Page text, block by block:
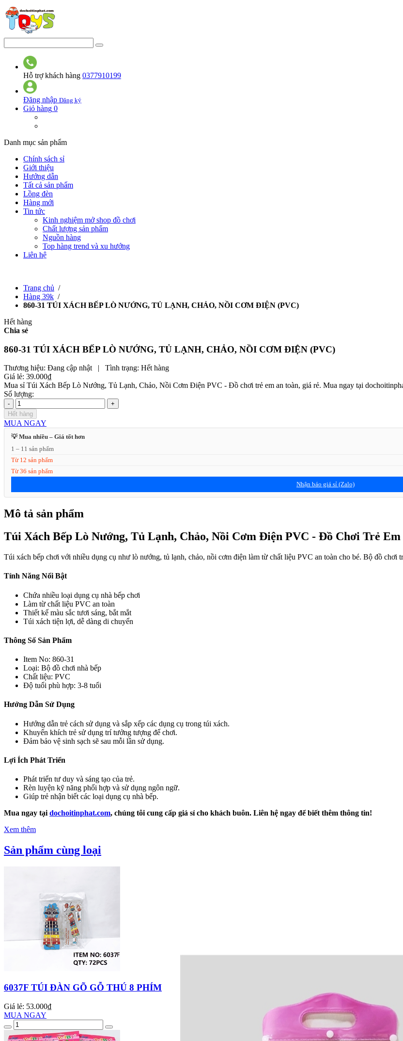
Hỗ trợ khách hàng 0377910199
Đăng nhập Đăng ký
Giỏ hàng 0
Danh mục sản phẩm
Chính sách sỉ
Giới thiệu
Hướng dẫn
Tất cả sản phẩm
Lồng đèn
Hàng mới
Tin tức
Kinh nghiệm mở shop đồ chơi
Chất lượng sản phẩm
Nguồn hàng
Top hàng trend và xu hướng
Liên hệ
Trang chủ /
Hàng 39k /
860-31 TÚI XÁCH BẾP LÒ NƯỚNG, TỦ LẠNH, CHẢO, NỒI CƠM ĐIỆN (PVC)
Hết hàng
Chia sẻ
860-31 TÚI XÁCH BẾP LÒ NƯỚNG, TỦ LẠNH, CHẢO, NỒI CƠM ĐIỆN (PVC)
Thương hiệu: Đang cập nhật | Tình trạng: Hết hàng
Giá lẻ: 39.000₫
Mua sỉ Túi Xách Bếp Lò Nướng, Tủ Lạnh, Chảo, Nồi Cơm Điện PVC - Đồ chơi trẻ em an toàn, giá rẻ. Mua ngay tại
Số lượng:
-
+
Hết hàng
MUA NGAY
💡 Mua nhiều – Giá tốt hơn
1 – 11 sản phẩm
Từ 12 sản phẩm
Từ 36 sản phẩm
Nhận báo giá sỉ (Zalo)
Mô tả sản phẩm
Túi Xách Bếp Lò Nướng, Tủ Lạnh, Chảo, Nồi Cơm Điện PVC - Đồ Chơi Trẻ
Túi xách bếp chơi với nhiều dụng cụ như lò nướng, tủ lạnh, chảo, nồi cơm điện làm từ chất liệu PVC an toàn cho bé. Bộ đồ chơi
Tính Năng Nổi Bật
Chứa nhiều loại dụng cụ nhà bếp chơi
Làm từ chất liệu PVC an toàn
Thiết kế màu sắc tươi sáng, bắt mắt
Túi xách tiện lợi, dễ dàng di chuyển
Thông Số Sản Phẩm
Item No: 860-31
Loại: Bộ đồ chơi nhà bếp
Chất liệu: PVC
Độ tuổi phù hợp: 3-8 tuổi
Hướng Dẫn Sử Dụng
Hướng dẫn trẻ cách sử dụng và sắp xếp các dụng cụ trong túi xách.
Khuyến khích trẻ sử dụng trí tưởng tượng để chơi.
Đảm bảo vệ sinh sạch sẽ sau mỗi lần sử dụng.
Lợi Ích Phát Triển
Phát triển tư duy và sáng tạo của trẻ.
Rèn luyện kỹ năng phối hợp và sử dụng ngôn ngữ.
Giúp trẻ nhận biết các loại dụng cụ nhà bếp.
Mua ngay tại dochoitinphat.com, chúng tôi cung cấp giá sỉ cho khách buôn. Liên hệ ngay để biết thêm thông tin!
Xem thêm
Sản phẩm cùng loại
6037F TÚI ĐÀN GÕ GỖ THÚ 8 PHÍM
Giá lẻ: 53.000₫
MUA NGAY